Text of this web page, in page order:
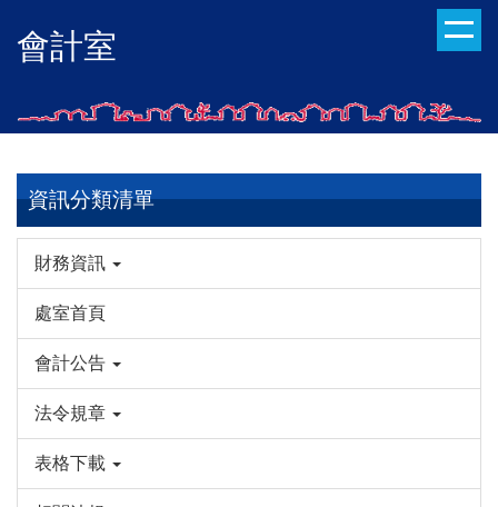
到
內
區
會計室
資訊分類清單
財務資訊
處室首頁
會計公告
法令規章
表格下載